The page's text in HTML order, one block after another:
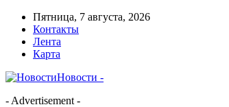
Пятница, 7 августа, 2026
Контакты
Лента
Карта
Новости -
- Advertisement -